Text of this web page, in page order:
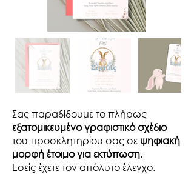
Σας παραδίδουμε το πλήρως
εξατομικευμένο γραφιστικό σχέδιο
του προσκλητηρίου σας σε ψηφιακή
μορφή έτοιμο για εκτύπωση.
Εσείς έχετε τον απόλυτο έλεγχο.​